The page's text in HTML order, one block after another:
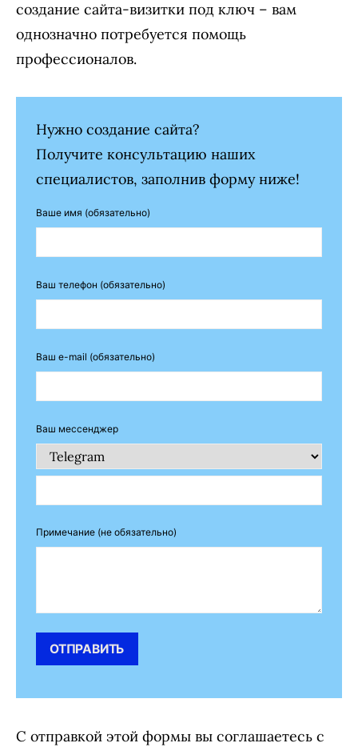
создание сайта-визитки под ключ – вам
однозначно потребуется помощь
профессионалов.
Нужно создание сайта?
Получите консультацию наших
специалистов, заполнив форму ниже!
Ваше имя (обязательно)
Ваш телефон (обязательно)
Ваш e-mail (обязательно)
Ваш мессенджер
Примечание (не обязательно)
С отправкой этой формы вы соглашаетесь с